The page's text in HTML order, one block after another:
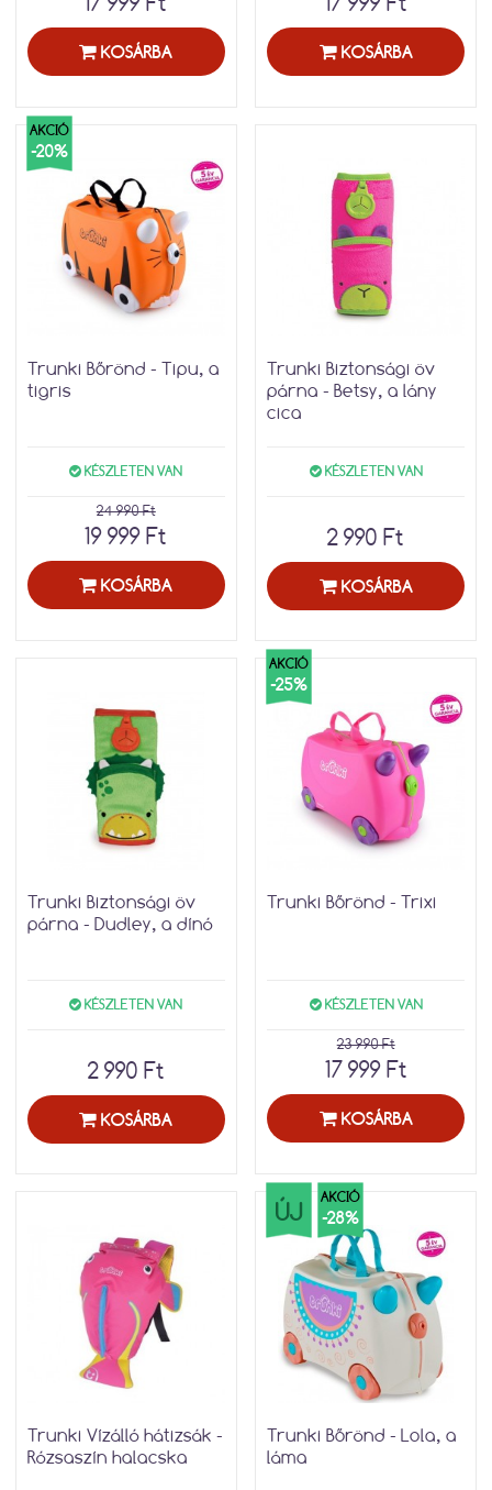
KOSÁRBA KOSÁRBA
AKCIÓ
-20%
Trunki Bőrönd - Tipu, a
tigris
KÉSZLETEN VAN
24 990 Ft
19 999 Ft
KOSÁRBA
Trunki Biztonsági öv
párna - Betsy, a lány
cica
KÉSZLETEN VAN
2 990 Ft
KOSÁRBA
Trunki Biztonsági öv
párna - Dudley, a dínó
KÉSZLETEN VAN
2 990 Ft
KOSÁRBA
AKCIÓ
-25%
Trunki Bőrönd - Trixi
KÉSZLETEN VAN
23 990 Ft
17 999 Ft
KOSÁRBA
Trunki Vízálló hátizsák -
Rózsaszín halacska
ÚJ AKCIÓ
-28%
Trunki Bőrönd - Lola, a
láma